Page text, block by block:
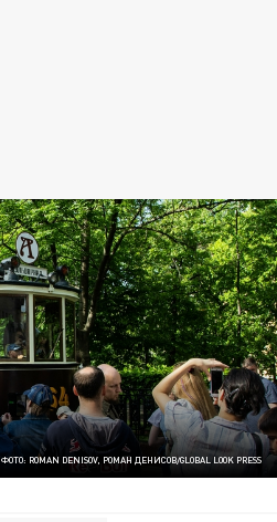
ФОТО: ROMAN DENISOV, РОМАН ДЕНИСОВ/GLOBAL LOOK PRESS